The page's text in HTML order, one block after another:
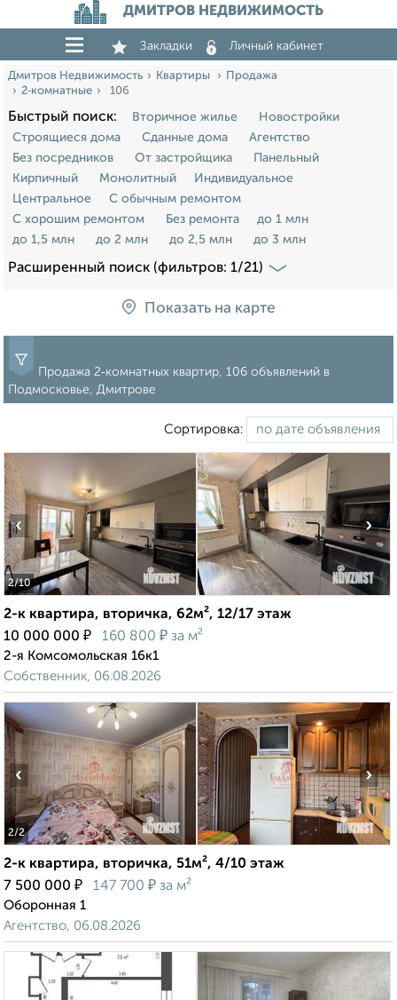
ДМИТРОВ НЕДВИЖИМОСТЬ
Закладки Личный кабинет
Дмитров Недвижимость Квартиры
Продажа
2‑комнатные
106
Быстрый поиск: Вторичное жилье
Новостройки
Строящиеся дома
Сданные дома
Агентство
Без посредников
От застройщика
Панельный
Кирпичный
Монолитный
Индивидуальное
Центральное
С обычным ремонтом
С хорошим ремонтом
Без ремонта
до 1 млн
до 1,5 млн
до 2 млн до 2,5 млн до 3 млн
Расширенный поиск (фильтров: 1/21)
Показать на карте
Продажа 2‑комнатных квартир, 106 объявлений в
Подмосковье, Дмитрове
Сортировка:
2/10
‹ ›
2-к квартира, вторичка, 62м², 12/17 этаж
10 000 000 ₽ 160 800 ₽ за м²
2-я Комсомольская 16к1
Собственник, 06.08.2026
2/2
‹ ›
2-к квартира, вторичка, 51м², 4/10 этаж
7 500 000 ₽ 147 700 ₽ за м²
Оборонная 1
Агентство, 06.08.2026